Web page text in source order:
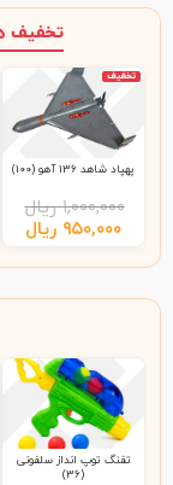
تخفیف
تخفیف
پهپاد شاهد 136 آهو (100)
۱,۰۰۰,۰۰۰ ریال
۹۵۰,۰۰۰ ریال
تفنگ توپ انداز سلفونی
(36)